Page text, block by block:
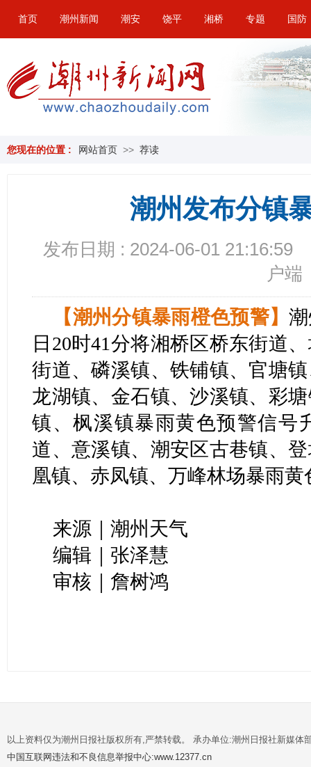
首页 潮州新闻 潮安 饶平 湘桥 专题 国防
您现在的位置 : 网站首页 >> 荐读
潮州发布分镇
发布日期 : 2024-06-01 21:16:59
户端
【潮州分镇暴雨橙色预警】
日20时41分将湘桥区桥东街道
街道、磷溪镇、铁铺镇、官塘
龙湖镇、金石镇、沙溪镇、彩
镇、枫溪镇暴雨黄色预警信号
道、意溪镇、潮安区古巷镇、
凰镇、赤凤镇、万峰林场暴雨
来源｜潮州天气
编辑｜张泽慧
审核｜詹树鸿
以上资料仅为潮州日报社版权所有,严禁转载。 承办单位:潮州日报社新媒体
中国互联网违法和不良信息举报中心:www.12377.cn